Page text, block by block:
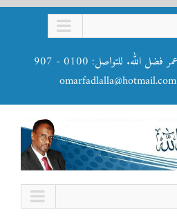
الموقع الرسمي للدكتور عمر فضل الله. للتواصل: 0100 - 907
omarfadlalla@hotmail.com